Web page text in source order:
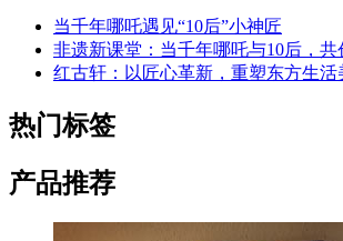
当千年哪吒遇见“10后”小神匠
非遗新课堂：当千年哪吒与10后，共
红古轩：以匠心革新，重塑东方生活
热门标签
产品推荐